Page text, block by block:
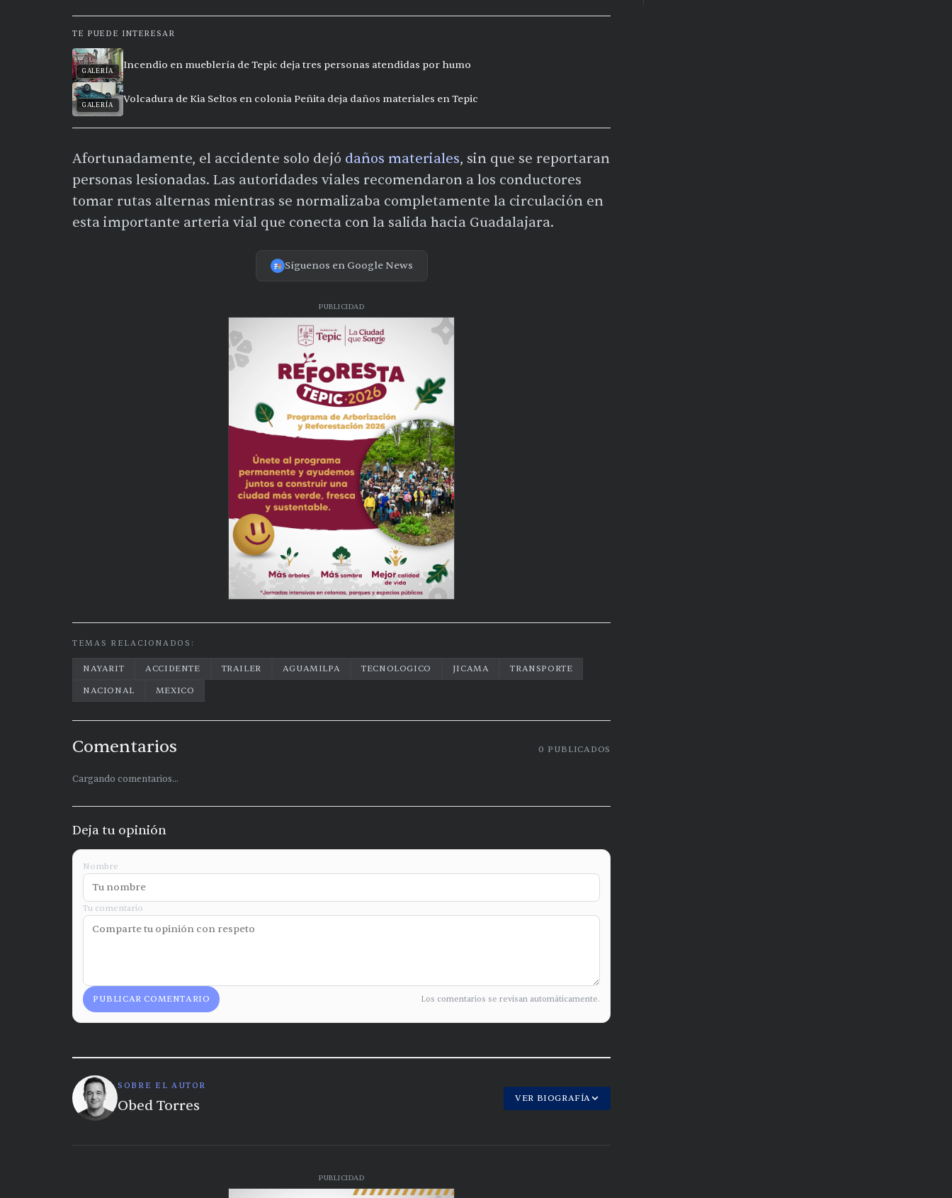
TE PUEDE INTERESAR
GALERÍA Incendio en mueblería de Tepic deja tres personas atendidas por humo
GALERÍA Volcadura de Kia Seltos en colonia Peñita deja daños materiales en Tepic
Afortunadamente, el accidente solo dejó daños materiales, sin que se reportaran
personas lesionadas. Las autoridades viales recomendaron a los conductores
tomar rutas alternas mientras se normalizaba completamente la circulación en
esta importante arteria vial que conecta con la salida hacia Guadalajara.
Síguenos en Google News
PUBLICIDAD
TEMAS RELACIONADOS:
NAYARIT ACCIDENTE TRAILER AGUAMILPA TECNOLOGICO JICAMA
TRANSPORTE
NACIONAL
MEXICO
Comentarios 0 PUBLICADOS
Cargando comentarios...
Deja tu opinión
Nombre
Tu comentario
PUBLICAR COMENTARIO Los comentarios se revisan automáticamente.
SOBRE EL AUTOR
Obed Torres VER BIOGRAFÍA
PUBLICIDAD